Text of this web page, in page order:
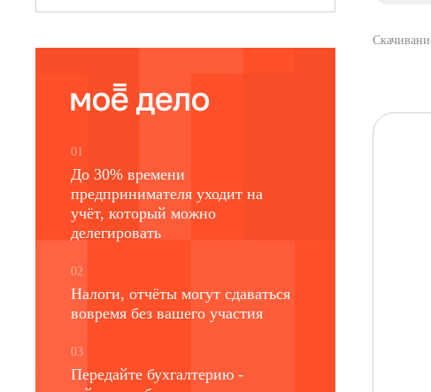
01
До 30% времени
предпринимателя уходит на
учёт, который можно
делегировать
02
Налоги, отчёты могут сдаваться
вовремя без вашего участия
03
Передайте бухгалтерию -